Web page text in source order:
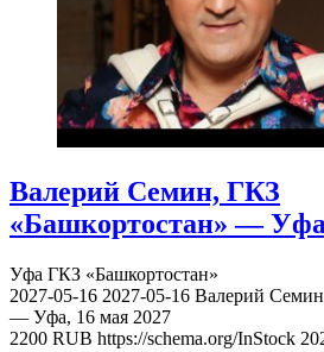
Валерий Семин, ГКЗ
«Башкортостан» —
Уфа ГКЗ «Башкортостан»
2027-05-16 2027-05-16 Валерий
— Уфа, 16 мая 2027
2200 RUB https://schema.org/InStock